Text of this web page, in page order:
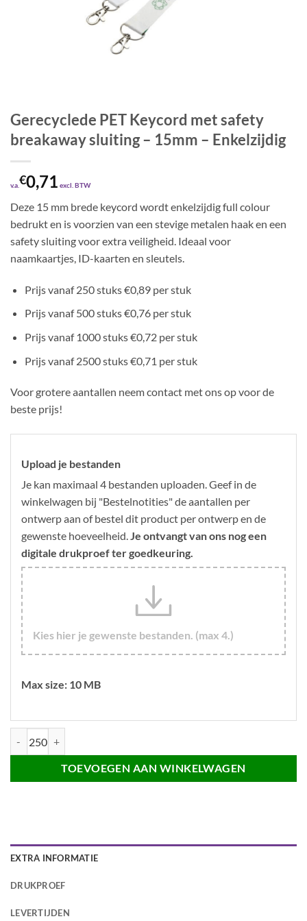
Gerecyclede PET Keycord met safety
breakaway sluiting – 15mm – Enkelzijdig
v.a.€0,71 excl. BTW
Deze 15 mm brede keycord wordt enkelzijdig full colour
bedrukt en is voorzien van een stevige metalen haak en een
safety sluiting voor extra veiligheid. Ideaal voor
naamkaartjes, ID-kaarten en sleutels.
Prijs vanaf 250 stuks €0,89 per stuk
Prijs vanaf 500 stuks €0,76 per stuk
Prijs vanaf 1000 stuks €0,72 per stuk
Prijs vanaf 2500 stuks €0,71 per stuk
Voor grotere aantallen neem contact met ons op voor de
beste prijs!
Upload je bestanden
Je kan maximaal 4 bestanden uploaden. Geef in de
winkelwagen bij "Bestelnotities" de aantallen per
ontwerp aan of bestel dit product per ontwerp en de
gewenste hoeveelheid.Je ontvangt van ons nog een
digitale drukproef ter goedkeuring.
Kies hier je gewenste bestanden. (max 4.)
Max size: 10 MB
TOEVOEGEN AAN WINKELWAGEN
EXTRA INFORMATIE
DRUKPROEF
LEVERTIJDEN